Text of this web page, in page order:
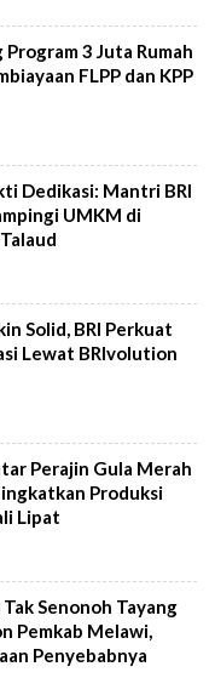
Program 3 Juta Rumah
FLPP dan KPP
Dedikasi: Mantri BRI
UMKM di
Solid, BRI Perkuat
Lewat BRIvolution
Perajin Gula Merah
Produksi
Lipat
Senonoh Tayang
Pemkab Melawi,
Penyebabnya